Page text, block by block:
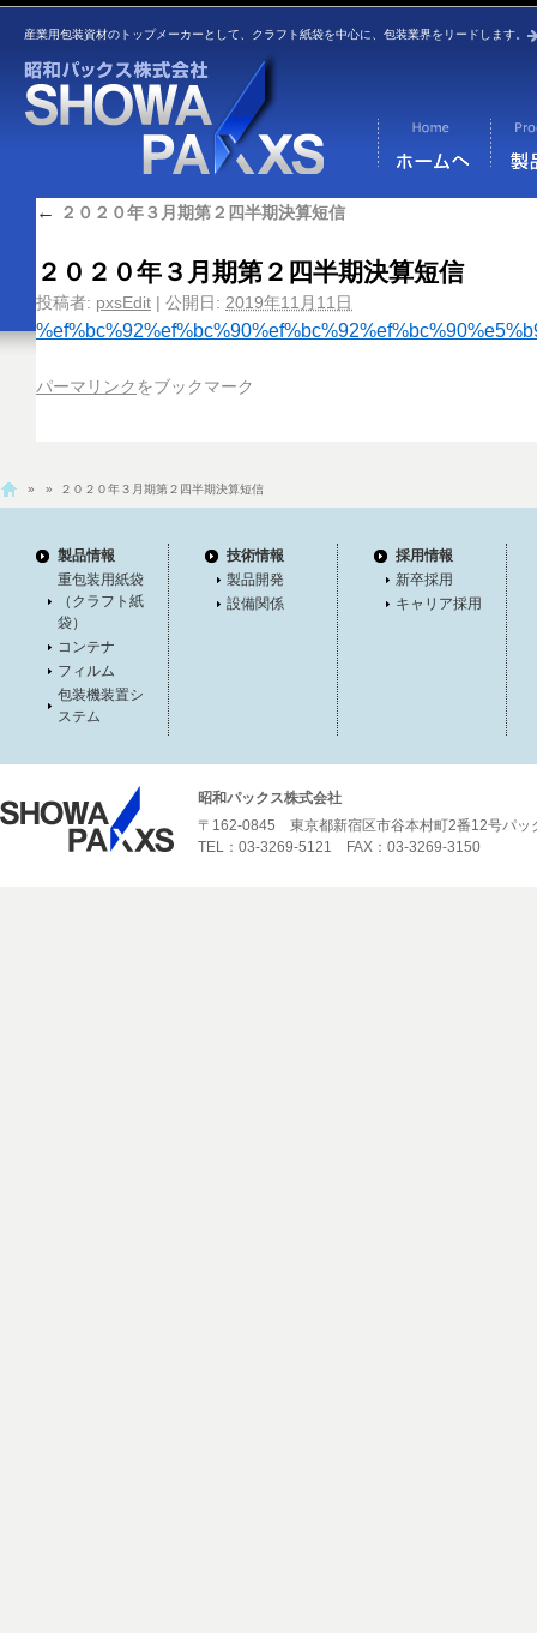
産業用包装資材のトップメーカーとして、クラフト紙袋を中心に、包装業界をリードします。
← ２０２０年３月期第２四半期決算短信
２０２０年３月期第２四半期決算短信
投稿者: pxsEdit | 公開日: 2019年11月11日
パーマリンク をブックマーク
» » ２０２０年３月期第２四半期決算短信
製品情報
重包装用紙袋
（クラフト紙
袋）
コンテナ
フィルム
包装機装置シ
ステム
技術情報
製品開発
設備関係
採用情報
新卒採用
キャリア採用
昭和パックス株式会社
〒162-0845 東京都新宿区市谷本村町2番12号パッ
TEL：03-3269-5121 FAX：03-3269-3150